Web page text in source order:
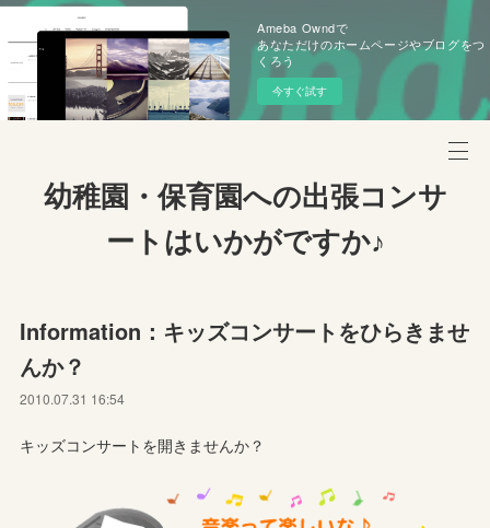
Ameba Owndで
あなただけのホームページやブログをつ
くろう
今すぐ試す
幼稚園・保育園への出張コンサ
ートはいかがですか♪
Information：キッズコンサートをひらきませ
んか？
2010.07.31 16:54
キッズコンサートを開きませんか？